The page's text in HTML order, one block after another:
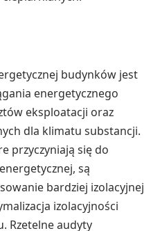
budynków jest
energetycznego
eksploatacji oraz
dla klimatu substancji.
przyczyniają się do
są
bardziej izolacyjnej
izolacyjności
Rzetelne audyty